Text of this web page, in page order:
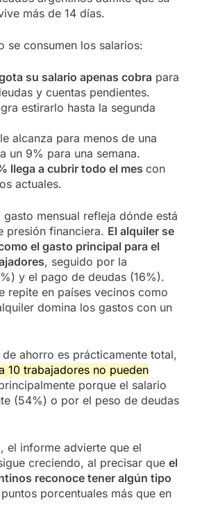
más de 14 días.
se consumen los salarios:
su salario apenas cobra para
y cuentas pendientes.
estirarlo hasta la segunda
alcanza para menos de una
un 9% para una semana.
llega a cubrir todo el mes con
actuales.
gasto mensual refleja dónde está
presión financiera. El alquiler se
el gasto principal para el
, seguido por la
y el pago de deudas (16%).
repite en países vecinos como
domina los gastos con un
ahorro es prácticamente total,
10 trabajadores no pueden
porque el salario
(54%) o por el peso de deudas
el informe advierte que el
creciendo, al precisar que el
reconoce tener algún tipo
porcentuales más que en